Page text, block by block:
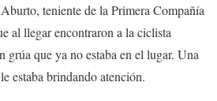
teniente de la Primera Compañía
al llegar encontraron a la ciclista
grúa que ya no estaba en el lugar. Una
estaba brindando atención.